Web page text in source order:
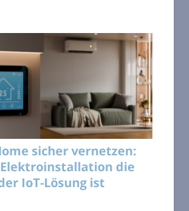
sicher vernetzen:
die
IoT-Lösung ist